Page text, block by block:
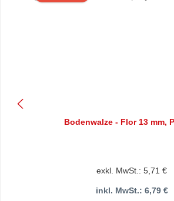
Bodenwalze - Flor 13 mm,
exkl. MwSt.: 5,71 €
inkl. MwSt.: 6,79 €